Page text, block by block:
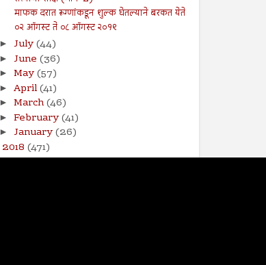
माफक दरात रूग्णांकडून शुल्क घेतल्याने बरकत येते
०२ ऑगस्ट ते ०८ ऑगस्ट २०१९
► July(44)
► June (36)
► May(57)
► April(41)
► March(46)
► February(41)
► January(26)
2018 (471)
2017(141)